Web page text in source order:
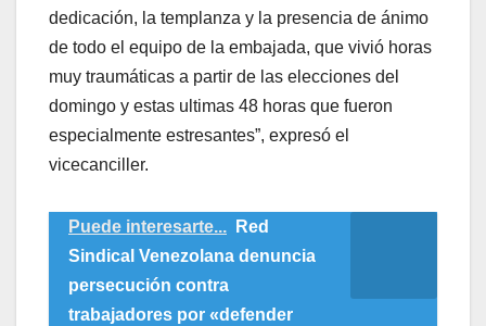
dedicación, la templanza y la presencia de ánimo
de todo el equipo de la embajada, que vivió horas
muy traumáticas a partir de las elecciones del
domingo y estas ultimas 48 horas que fueron
especialmente estresantes”, expresó el
vicecanciller.
Puede interesarte...
Red
Sindical Venezolana denuncia
persecución contra
trabajadores por «defender